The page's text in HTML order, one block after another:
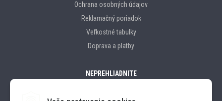
Ochrana osobných údajov
Reklamačný poriadok
Veľkostné tabulky
Doprava a platby
NEPREHLIADNITE